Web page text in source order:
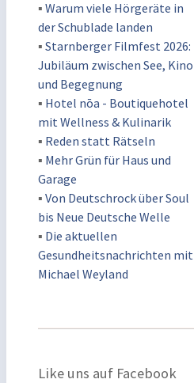
▪ Warum viele Hörgeräte in
der Schublade landen
▪ Starnberger Filmfest 2026:
Jubiläum zwischen See, Kino
und Begegnung
▪ Hotel nōa - Boutiquehotel
mit Wellness & Kulinarik
▪ Reden statt Rätseln
▪ Mehr Grün für Haus und
Garage
▪ Von Deutschrock über Soul
bis Neue Deutsche Welle
▪ Die aktuellen
Gesundheitsnachrichten mit
Michael Weyland
Like uns auf Facebook